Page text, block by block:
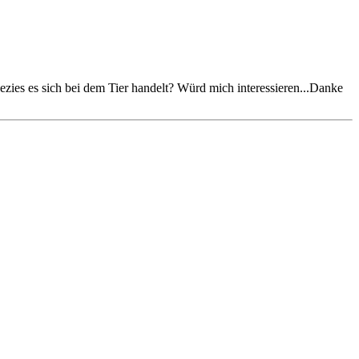
es sich bei dem Tier handelt? Würd mich interessieren...Danke